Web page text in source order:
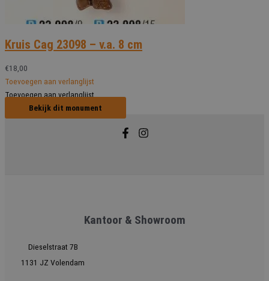
Kruis Cag 23098 – v.a. 8 cm
€18,00
Toevoegen aan verlanglijst
Toevoegen aan verlanglijst
Bekijk dit monument
Kantoor & Showroom
Dieselstraat 7B
1131 JZ Volendam